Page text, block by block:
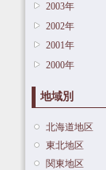
2003年
2002年
2001年
2000年
地域別
北海道地区
東北地区
関東地区